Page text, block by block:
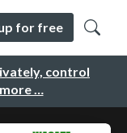
control
…
for free